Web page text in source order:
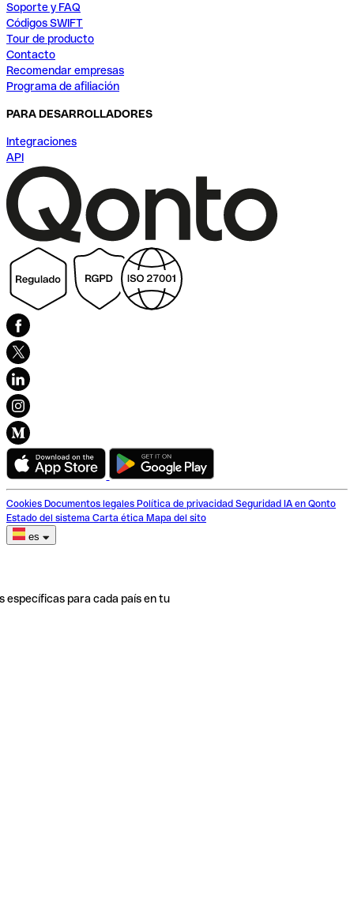
Soporte y FAQ
Códigos SWIFT
Tour de producto
Contacto
Recomendar empresas
Programa de afiliación
PARA DESARROLLADORES
Integraciones
API
Cookies Documentos legales Política de privacidad Seguridad IA en Qonto
Estado del sistema Carta ética Mapa del sito
es
específicas para cada país en tu